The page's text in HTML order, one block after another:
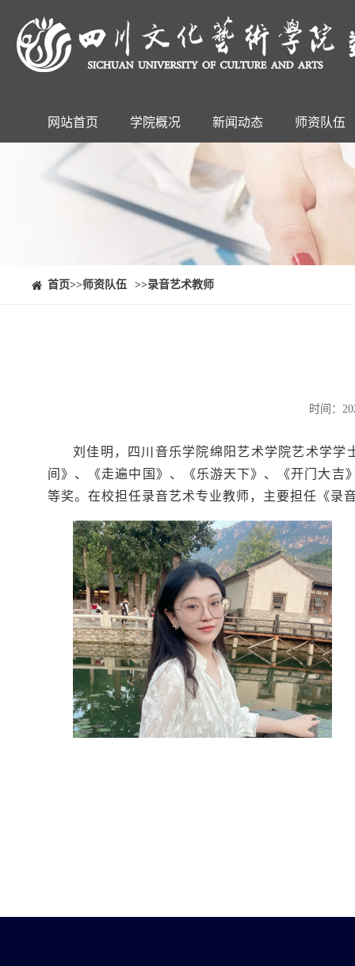
⠀⠀首页>>师资队伍 >>录音艺术教师
时间：
刘佳明，四川音乐学院绵阳艺术学院艺术学
间》、《走遍中国》、《乐游天下》、《开门大吉
等奖。在校担任录音艺术专业教师，主要担任《录
网站首页 学院概况 新闻动态 师资队伍